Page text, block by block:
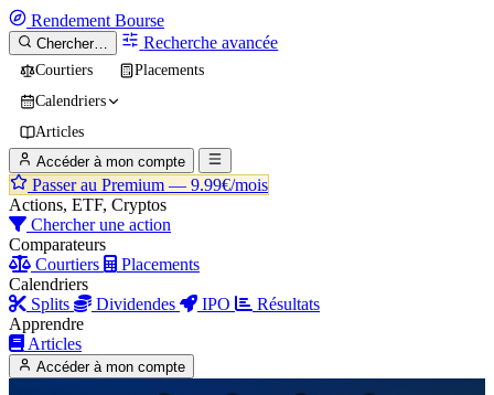
Rendement Bourse
Chercher… Recherche avancée
Courtiers
Placements
Calendriers
Articles
Accéder à mon compte
Passer au Premium — 9.99€/mois
Actions, ETF, Cryptos
Chercher une action
Comparateurs
Courtiers
Placements
Calendriers
Splits
Dividendes IPO
Résultats
Apprendre
Articles
Accéder à mon compte